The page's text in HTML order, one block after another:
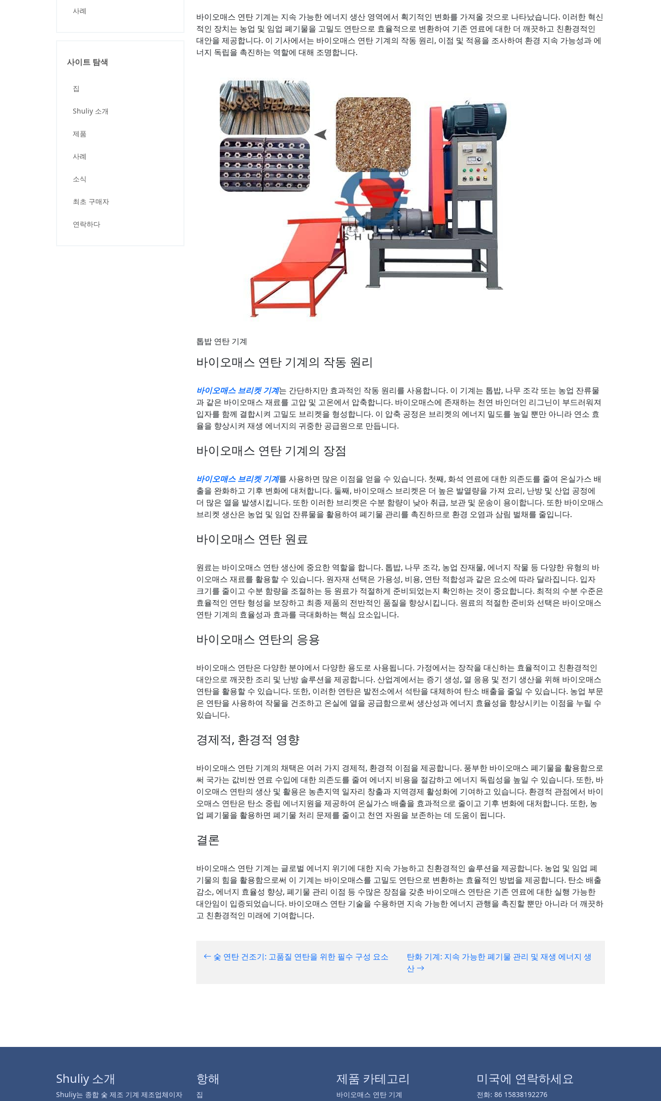
사례
사이트 탐색
집
Shuliy 소개
제품
사례
소식
최초 구매자
연락하다
바이오매스 연탄 기계는 지속 가능한 에너지 생산 영역에서 획기적인 변화를 가져올 것으로 나타났습니다. 이러한 혁신
적인 장치는 농업 및 임업 폐기물을 고밀도 연탄으로 효율적으로 변환하여 기존 연료에 대한 더 깨끗하고 친환경적인
대안을 제공합니다. 이 기사에서는 바이오매스 연탄 기계의 작동 원리, 이점 및 적용을 조사하여 환경 지속 가능성과 에
너지 독립을 촉진하는 역할에 대해 조명합니다.
톱밥 연탄 기계
바이오매스 연탄 기계의 작동 원리
바이오매스 브리켓 기계는 간단하지만 효과적인 작동 원리를 사용합니다. 이 기계는 톱밥, 나무 조각 또는 농업 잔류물
과 같은 바이오매스 재료를 고압 및 고온에서 압축합니다. 바이오매스에 존재하는 천연 바인더인 리그닌이 부드러워져
입자를 함께 결합시켜 고밀도 브리켓을 형성합니다. 이 압축 공정은 브리켓의 에너지 밀도를 높일 뿐만 아니라 연소 효
율을 향상시켜 재생 에너지의 귀중한 공급원으로 만듭니다.
바이오매스 연탄 기계의 장점
바이오매스 브리켓 기계를 사용하면 많은 이점을 얻을 수 있습니다. 첫째, 화석 연료에 대한 의존도를 줄여 온실가스 배
출을 완화하고 기후 변화에 대처합니다. 둘째, 바이오매스 브리켓은 더 높은 발열량을 가져 요리, 난방 및 산업 공정에
더 많은 열을 발생시킵니다. 또한 이러한 브리켓은 수분 함량이 낮아 취급, 보관 및 운송이 용이합니다. 또한 바이오매스
브리켓 생산은 농업 및 임업 잔류물을 활용하여 폐기물 관리를 촉진하므로 환경 오염과 삼림 벌채를 줄입니다.
바이오매스 연탄 원료
원료는 바이오매스 연탄 생산에 중요한 역할을 합니다. 톱밥, 나무 조각, 농업 잔재물, 에너지 작물 등 다양한 유형의 바
이오매스 재료를 활용할 수 있습니다. 원자재 선택은 가용성, 비용, 연탄 적합성과 같은 요소에 따라 달라집니다. 입자
크기를 줄이고 수분 함량을 조절하는 등 원료가 적절하게 준비되었는지 확인하는 것이 중요합니다. 최적의 수분 수준은
효율적인 연탄 형성을 보장하고 최종 제품의 전반적인 품질을 향상시킵니다. 원료의 적절한 준비와 선택은 바이오매스
연탄 기계의 효율성과 효과를 극대화하는 핵심 요소입니다.
바이오매스 연탄의 응용
바이오매스 연탄은 다양한 분야에서 다양한 용도로 사용됩니다. 가정에서는 장작을 대신하는 효율적이고 친환경적인
대안으로 깨끗한 조리 및 난방 솔루션을 제공합니다. 산업계에서는 증기 생성, 열 응용 및 전기 생산을 위해 바이오매스
연탄을 활용할 수 있습니다. 또한, 이러한 연탄은 발전소에서 석탄을 대체하여 탄소 배출을 줄일 수 있습니다. 농업 부문
은 연탄을 사용하여 작물을 건조하고 온실에 열을 공급함으로써 생산성과 에너지 효율성을 향상시키는 이점을 누릴 수
있습니다.
경제적, 환경적 영향
바이오매스 연탄 기계의 채택은 여러 가지 경제적, 환경적 이점을 제공합니다. 풍부한 바이오매스 폐기물을 활용함으로
써 국가는 값비싼 연료 수입에 대한 의존도를 줄여 에너지 비용을 절감하고 에너지 독립성을 높일 수 있습니다. 또한, 바
이오매스 연탄의 생산 및 활용은 농촌지역 일자리 창출과 지역경제 활성화에 기여하고 있습니다. 환경적 관점에서 바이
오매스 연탄은 탄소 중립 에너지원을 제공하여 온실가스 배출을 효과적으로 줄이고 기후 변화에 대처합니다. 또한, 농
업 폐기물을 활용하면 폐기물 처리 문제를 줄이고 천연 자원을 보존하는 데 도움이 됩니다.
결론
바이오매스 연탄 기계는 글로벌 에너지 위기에 대한 지속 가능하고 친환경적인 솔루션을 제공합니다. 농업 및 임업 폐
기물의 힘을 활용함으로써 이 기계는 바이오매스를 고밀도 연탄으로 변환하는 효율적인 방법을 제공합니다. 탄소 배출
감소, 에너지 효율성 향상, 폐기물 관리 이점 등 수많은 장점을 갖춘 바이오매스 연탄은 기존 연료에 대한 실행 가능한
대안임이 입증되었습니다. 바이오매스 연탄 기술을 수용하면 지속 가능한 에너지 관행을 촉진할 뿐만 아니라 더 깨끗하
고 친환경적인 미래에 기여합니다.
숯 연탄 건조기: 고품질 연탄을 위한 필수 구성 요소
탄화 기계: 지속 가능한 폐기물 관리 및 재생 에너지 생
산
Shuliy 소개
Shuliy는 종합 숯 제조 기계 제조업체이자
항해
집
제품 카테고리
바이오매스 연탄 기계
미국에 연락하세요
전화: 86 15838192276